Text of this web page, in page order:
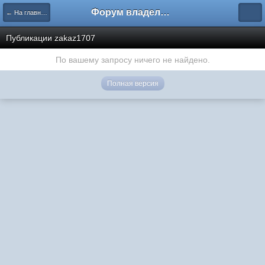
← На главную Форум владельцев интернет-магазинов
Публикации zakaz1707
По вашему запросу ничего не найдено.
Полная версия